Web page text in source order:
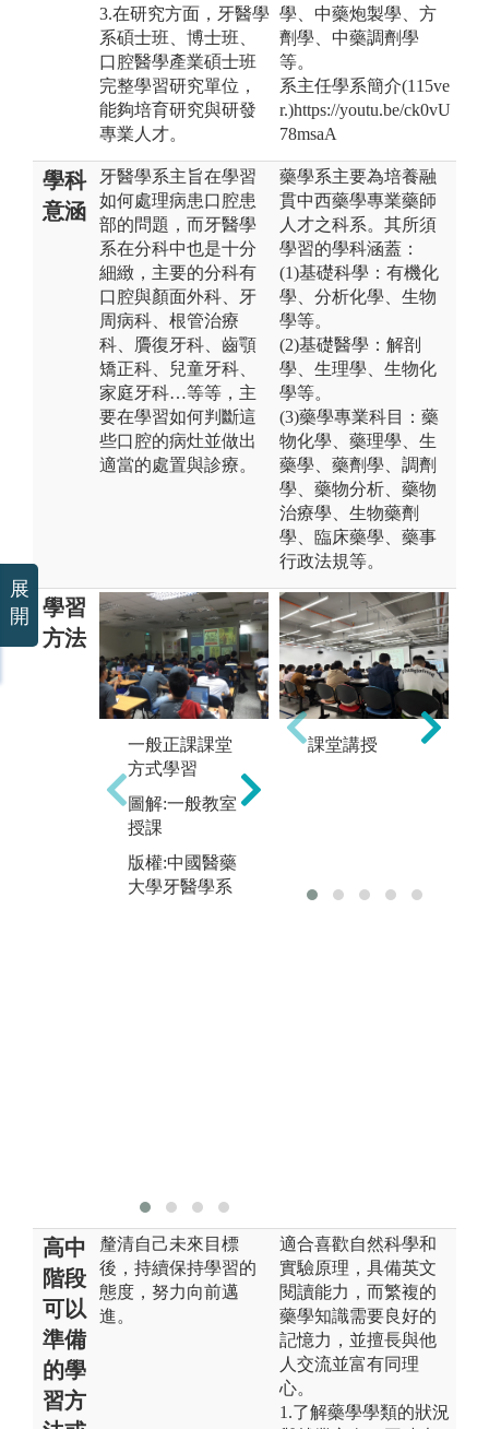
3.在研究方面，牙醫學
系碩士班、博士班、
口腔醫學產業碩士班
完整學習研究單位，
能夠培育研究與研發
專業人才。
學、中藥炮製學、方
劑學、中藥調劑學
等。
系主任學系簡介(115ve
r.)https://youtu.be/ck0vU
78msaA
學科
意涵
牙醫學系主旨在學習
如何處理病患口腔患
部的問題，而牙醫學
系在分科中也是十分
細緻，主要的分科有
口腔與顏面外科、牙
周病科、根管治療
科、贗復牙科、齒顎
矯正科、兒童牙科、
家庭牙科…等等，主
要在學習如何判斷這
些口腔的病灶並做出
適當的處置與診療。
藥學系主要為培養融
貫中西藥學專業藥師
人才之科系。其所須
學習的學科涵蓋：
(1)基礎科學：有機化
學、分析化學、生物
學等。
(2)基礎醫學：解剖
學、生理學、生物化
學等。
(3)藥學專業科目：藥
物化學、藥理學、生
藥學、藥劑學、調劑
學、藥物分析、藥物
治療學、生物藥劑
學、臨床藥學、藥事
行政法規等。
學習
方法
一般正課課堂
方式學習
圖解:一般教室
授課
版權:中國醫藥
大學牙醫學系
牙醫專業實驗
課程：於實驗
課堂講授
高中
階段
可以
準備
的學
習方
釐清自己未來目標
後，持續保持學習的
態度，努力向前邁
進。
適合喜歡自然科學和
實驗原理，具備英文
閱讀能力，而繁複的
藥學知識需要良好的
記憶力，並擅長與他
人交流並富有同理
心。
1.了解藥學學類的狀況
展
開